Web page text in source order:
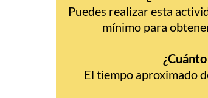
Puedes realizar esta
mínimo para
El tiempo aproximado